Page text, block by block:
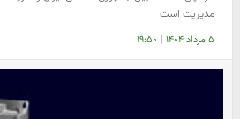
مدیریت است
۵ مرداد ۱۴۰۴ | ۱۹:۵۰